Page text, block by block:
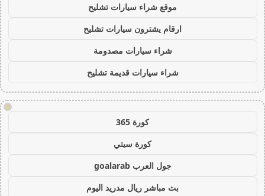
موقع شراء سيارات تشليح
ارقام يشترون سيارات تشليح
شراء سيارات مصدومة
شراء سيارات قديمة تشليح
!
كورة 365
كورة سيتي
جول العرب goalarab
بث مباشر ريال مدريد اليوم